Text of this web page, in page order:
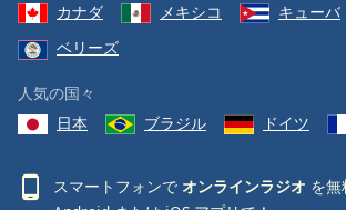
カナダ
メキシコ キューバ
ベリーズ
人気の国々
日本
ブラジル ドイツ
スマートフォンで オンラインラジオ を無